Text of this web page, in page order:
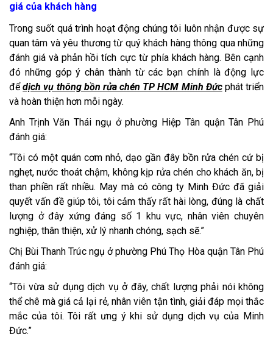
giá của khách hàng
Trong suốt quá trình hoạt động chúng tôi luôn nhận được sự
quan tâm và yêu thương từ quý khách hàng thông qua những
đánh giá và phản hồi tích cực từ phía khách hàng. Bên cạnh
đó những góp ý chân thành từ các bạn chính là động lực
đểdịch vụ thông bồn rửa chén TP HCM Minh Đứcphát triển
và hoàn thiện hơn mỗi ngày.
Anh Trịnh Văn Thái ngụ ở phường Hiệp Tân quận Tân Phú
đánh giá:
“Tôi có một quán cơm nhỏ, dạo gần đây bồn rửa chén cứ bị
nghẹt, nước thoát chậm, không kịp rửa chén cho khách ăn, bị
than phiền rất nhiều. May mà có công ty Minh Đức đã giải
quyết vấn đề giúp tôi, tôi cảm thấy rất hài lòng, đúng là chất
lượng ở đây xứng đáng số 1 khu vực, nhân viên chuyên
nghiệp, thân thiện, xử lý nhanh chóng, sạch sẽ.”
Chị Bùi Thanh Trúc ngụ ở phường Phú Thọ Hòa quận Tân Phú
đánh giá:
“Tôi vừa sử dụng dịch vụ ở đây, chất lượng phải nói không
thể chê mà giá cả lại rẻ, nhân viên tận tình, giải đáp mọi thắc
mắc của tôi. Tôi rất ưng ý khi sử dụng dịch vụ của Minh
Đức.”